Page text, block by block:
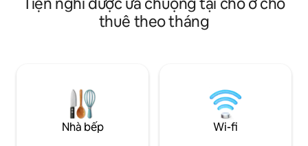
thuê theo tháng
Nhà bếp Wi-fi